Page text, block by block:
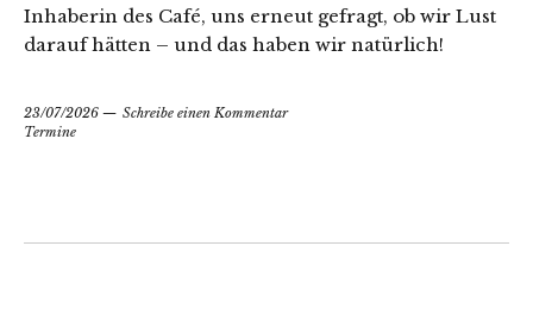
Inhaberin des Café, uns erneut gefragt, ob wir Lust
darauf hätten – und das haben wir natürlich!
23/07/2026
Schreibe einen Kommentar
Termine